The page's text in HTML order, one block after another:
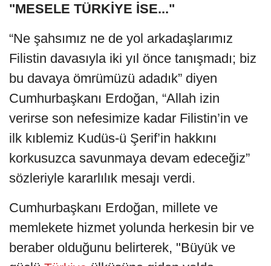
"MESELE TÜRKİYE İSE..."
“Ne şahsımız ne de yol arkadaşlarımız
Filistin davasıyla iki yıl önce tanışmadı; biz
bu davaya ömrümüzü adadık” diyen
Cumhurbaşkanı Erdoğan, “Allah izin
verirse son nefesimize kadar Filistin’in ve
ilk kıblemiz Kudüs-ü Şerif’in hakkını
korkusuzca savunmaya devam edeceğiz”
sözleriyle kararlılık mesajı verdi.
Cumhurbaşkanı Erdoğan, millete ve
memlekete hizmet yolunda herkesin bir ve
beraber olduğunu belirterek, "Büyük ve